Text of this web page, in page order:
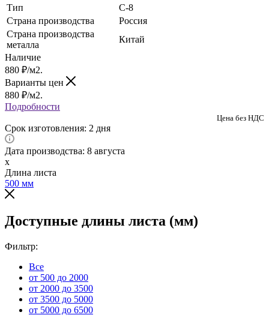
Тип
C-8
Страна производства
Россия
Страна производства
металла
Китай
Наличие
880 ₽/м2.
Варианты цен
880 ₽/м2.
Подробности
Цена без НДС
Срок изготовления: 2 дня
Дата производства: 8 августа
x
Длина листа
500 мм
Доступные длины листа (мм)
Фильтр:
Все
от 500 до 2000
от 2000 до 3500
от 3500 до 5000
от 5000 до 6500